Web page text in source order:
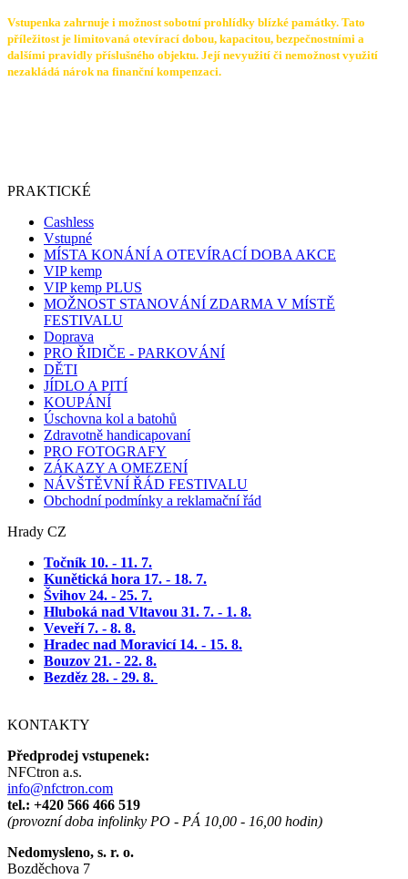
Vstupenka zahrnuje i možnost sobotní prohlídky blízké památky. Tato
příležitost je limitovaná otevírací dobou, kapacitou, bezpečnostními a
dalšími pravidly příslušného objektu. Její nevyužití či nemožnost využití
nezakládá nárok na finanční kompenzaci.
PRAKTICKÉ
Cashless
Vstupné
MÍSTA KONÁNÍ A OTEVÍRACÍ DOBA AKCE
VIP kemp
VIP kemp PLUS
MOŽNOST STANOVÁNÍ ZDARMA V MÍSTĚ
FESTIVALU
Doprava
PRO ŘIDIČE - PARKOVÁNÍ
DĚTI
JÍDLO A PITÍ
KOUPÁNÍ
Úschovna kol a batohů
Zdravotně handicapovaní
PRO FOTOGRAFY
ZÁKAZY A OMEZENÍ
NÁVŠTĚVNÍ ŘÁD FESTIVALU
Obchodní podmínky a reklamační řád
Hrady CZ
Točník 10. - 11. 7.
Kunětická hora 17. - 18. 7.
Švihov 24. - 25. 7.
Hluboká nad Vltavou 31. 7. - 1. 8.
Veveří 7. - 8. 8.
Hradec nad Moravicí 14. - 15. 8.
Bouzov 21. - 22. 8.
Bezděz 28. - 29. 8.
KONTAKTY
Předprodej vstupenek:
NFCtron a.s.
info@nfctron.com
tel.: +420 566 466 519
(provozní doba infolinky PO - PÁ 10,00 - 16,00 hodin)
Nedomysleno, s. r. o.
Bozděchova 7